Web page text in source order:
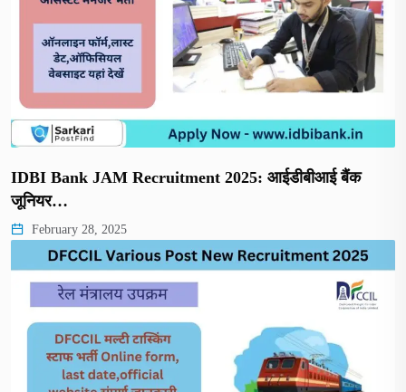
IDBI Bank JAM Recruitment 2025: आईडीबीआई बैंक
जूनियर…
February 28, 2025